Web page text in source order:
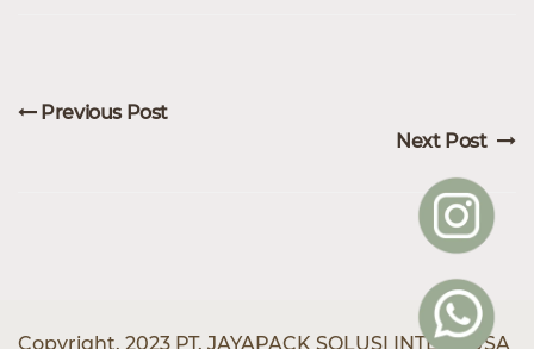
Previous Post
Next Post
Copyright. 2023 PT. JAYAPACK SOLUSI INTERNUSA